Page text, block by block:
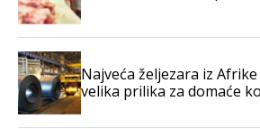
Najveća željezara iz
velika prilika za domaće